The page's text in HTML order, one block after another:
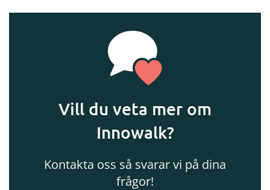
Vill du veta mer om
Innowalk?
Kontakta oss så svarar vi på dina
frågor!